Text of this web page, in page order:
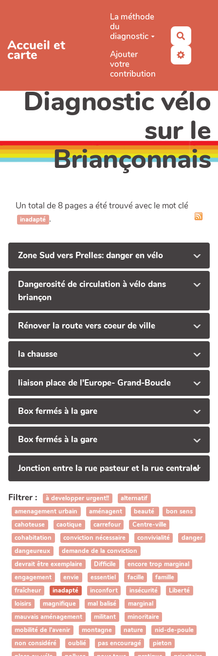
Accueil et
carte
La méthode
du
diagnostic
Ajouter
votre
contribution
Diagnostic vélo
sur le
Briançonnais
Un total de 8 pages a été trouvé avec le mot clé
inadapté .
Zone Sud vers Prelles: danger en vélo
Dangerosité de circulation à vélo dans
briançon
Rénover la route vers coeur de ville
la chausse
liaison place de l'Europe- Grand-Boucle
Box fermés à la gare
Box fermés à la gare
Jonction entre la rue pasteur et la rue centrale!
Filtrer : à developper urgent!!
alternatif
amenagement urbain
aménagent beauté
bon sens
cahoteuse
caotique carrefour
Centre-ville
cohabitation
conviction nécessaire convivialité
danger
dangeureux
demande de la conviction
devrait être exemplaire
Difficile
encore trop marginal
engagement
envie essentiel facille
famille
fraîcheur
inadapté inconfort insécurité
Liberté
loisirs
magnifique mal balisé
marginal
mauvais aménagement
militant
minoritaire
mobilité de l'avenir
montagne nature
nid-de-poule
non considéré
oublié pas encouragé
pieton